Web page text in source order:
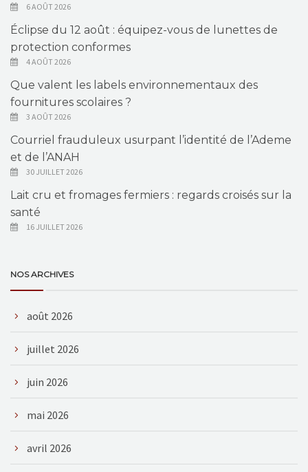
6 AOÛT 2026
Éclipse du 12 août : équipez-vous de lunettes de
protection conformes
4 AOÛT 2026
Que valent les labels environnementaux des
fournitures scolaires ?
3 AOÛT 2026
Courriel frauduleux usurpant l’identité de l’Ademe
et de l’ANAH
30 JUILLET 2026
Lait cru et fromages fermiers : regards croisés sur la
santé
16 JUILLET 2026
NOS ARCHIVES
août 2026
juillet 2026
juin 2026
mai 2026
avril 2026